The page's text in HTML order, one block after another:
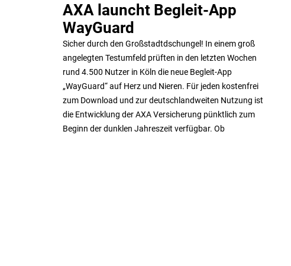
AXA launcht Begleit-App
WayGuard
Sicher durch den Großstadtdschungel! In einem groß
angelegten Testumfeld prüften in den letzten Wochen
rund 4.500 Nutzer in Köln die neue Begleit-App
„WayGuard“ auf Herz und Nieren. Für jeden kostenfrei
zum Download und zur deutschlandweiten Nutzung ist
die Entwicklung der AXA Versicherung pünktlich zum
Beginn der dunklen Jahreszeit verfügbar. Ob